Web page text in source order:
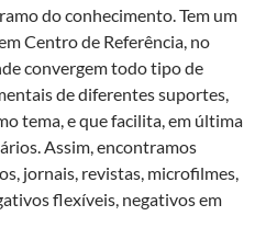
do conhecimento. Tem um
Centro de Referência, no
convergem todo tipo de
de diferentes suportes,
tema, e que facilita, em última
Assim, encontramos
jornais, revistas, microfilmes,
flexíveis, negativos em